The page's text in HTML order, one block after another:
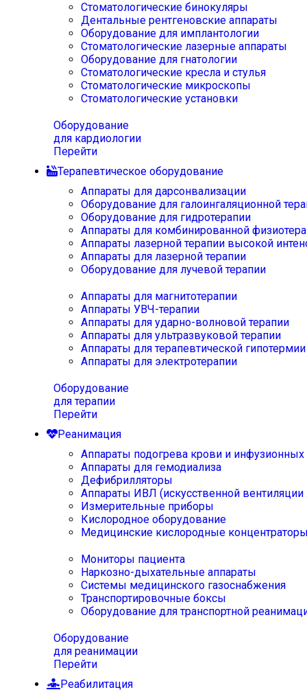
Стоматологические бинокуляры
Дентальные рентгеновские аппараты
Оборудование для имплантологии
Стоматологические лазерные аппараты
Оборудование для гнатологии
Стоматологические кресла и стулья
Стоматологические микроскопы
Стоматологические установки
Оборудование
для кардиологии
Перейти
Терапевтическое оборудование
Аппараты для дарсонвализации
Оборудование для галоингаляционной
Оборудование для гидротерапии
Аппараты для комбинированной
Аппараты лазерной терапии высокой
Аппараты для лазерной терапии
Оборудование для лучевой терапии
Аппараты для магнитотерапии
Аппараты УВЧ-терапии
Аппараты для ударно-волновой терапии
Аппараты для ультразвуковой терапии
Аппараты для терапевтической
Аппараты для электротерапии
Оборудование
для терапии
Перейти
Реанимация
Аппараты подогрева крови и инфузионных
Аппараты для гемодиализа
Дефибрилляторы
Аппараты ИВЛ (искусственной вентиляции
Измерительные приборы
Кислородное оборудование
Медицинские кислородные
Мониторы пациента
Наркозно-дыхательные аппараты
Системы медицинского газоснабжения
Транспортировочные боксы
Оборудование для транспортной
Оборудование
для реанимации
Перейти
Реабилитация